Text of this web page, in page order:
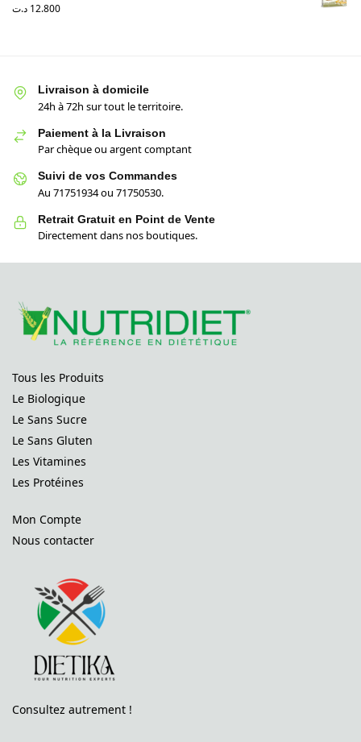
12.800 د.ت
Livraison à domicile
24h à 72h sur tout le territoire.
Paiement à la Livraison
Par chèque ou argent comptant
Suivi de vos Commandes
Au 71751934 ou 71750530.
Retrait Gratuit en Point de Vente
Directement dans nos boutiques.
Tous les Produits
Le Biologique
Le Sans Sucre
Le Sans Gluten
Les Vitamines
Les Protéines
Mon Compte
Nous contacter
Consultez autrement !